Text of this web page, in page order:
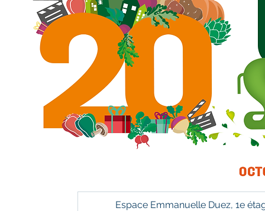
Espace Emmanuelle Duez, 1e